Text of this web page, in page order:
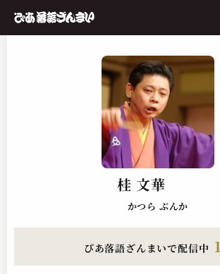
桂 文華
かつら ぶんか
ぴあ落語ざんまいで配信中 1